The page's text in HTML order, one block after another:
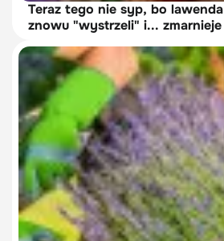
Teraz tego nie syp, bo lawenda
znowu "wystrzeli" i... zmarnieje